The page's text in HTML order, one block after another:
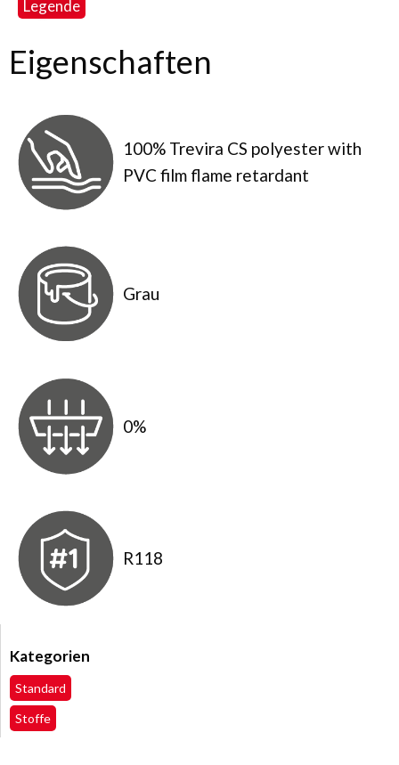
Legende
Eigenschaften
100% Trevira CS polyester with
PVC film flame retardant
Grau
0%
R118
Kategorien
Standard
Stoffe